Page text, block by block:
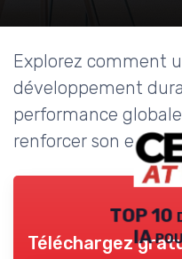
Explorez comment
développement
performance
renforcer son
TOP 10
IA
Téléchargez